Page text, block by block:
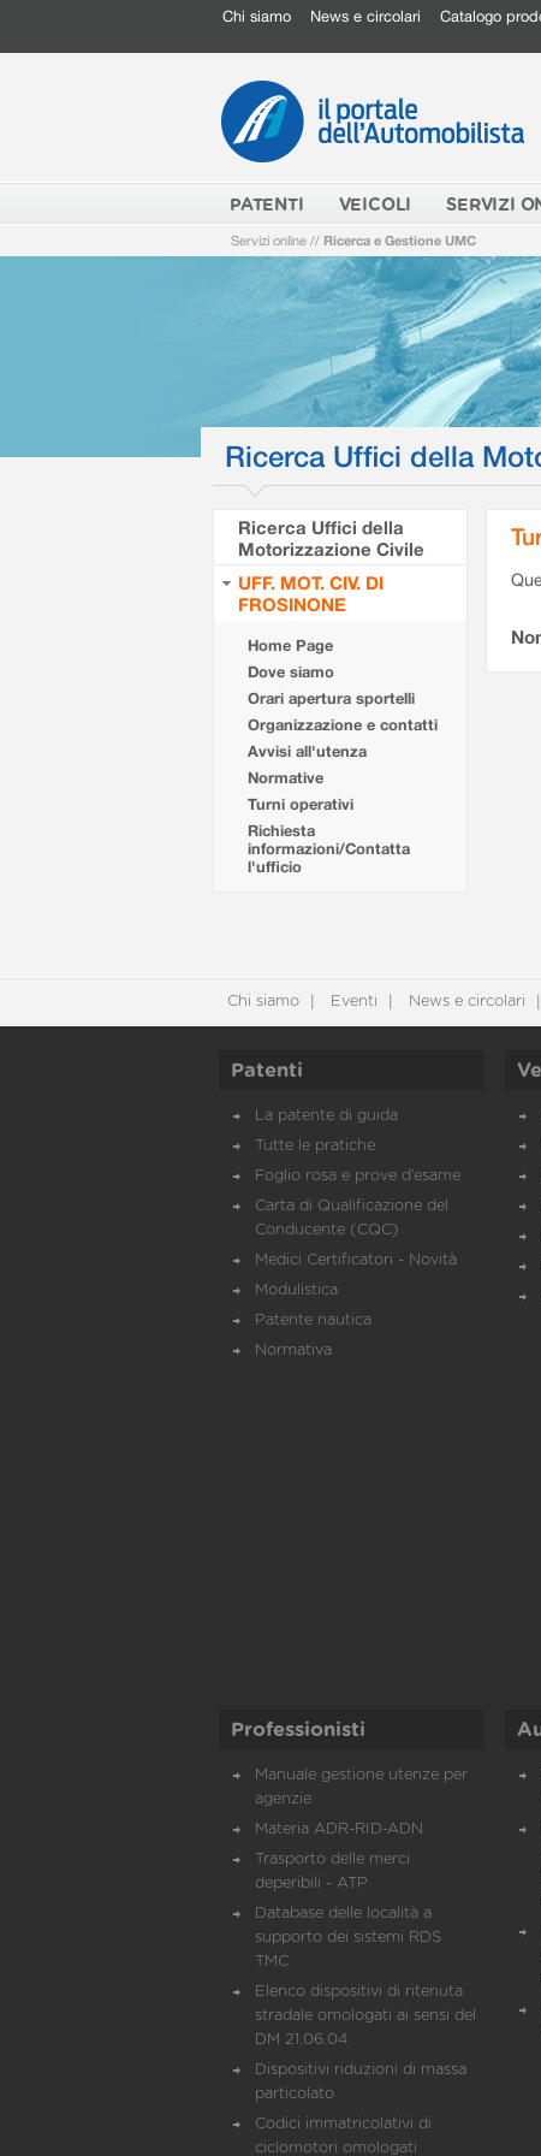
Chi siamo News e circolari Catalogo
PATENTI VEICOLI SERVIZI
Servizi online // Ricerca e Gestione UMC
Ricerca Uffici della
Ricerca Uffici della
Motorizzazione Civile
UFF. MOT. CIV. DI
FROSINONE
Home Page
Dove siamo
Orari apertura sportelli
Organizzazione e contatti
Avvisi all'utenza
Normative
Turni operativi
Richiesta
informazioni/Contatta
l'ufficio
Chi siamo Eventi News e circolari
Patenti
La patente di guida
Tutte le pratiche
Foglio rosa e prove d’esame
Carta di Qualificazione del
Conducente (CQC)
Medici Certificatori - Novità
Modulistica
Patente nautica
Normativa
Professionisti
Manuale gestione utenze per
agenzie
Materia ADR-RID-ADN
Trasporto delle merci
deperibili - ATP
Database delle località a
supporto dei sistemi RDS
TMC
Elenco dispositivi di ritenuta
stradale omologati ai sensi del
DM 21.06.04
Dispositivi riduzioni di massa
particolato
Codici immatricolativi di
ciclomotori omologati